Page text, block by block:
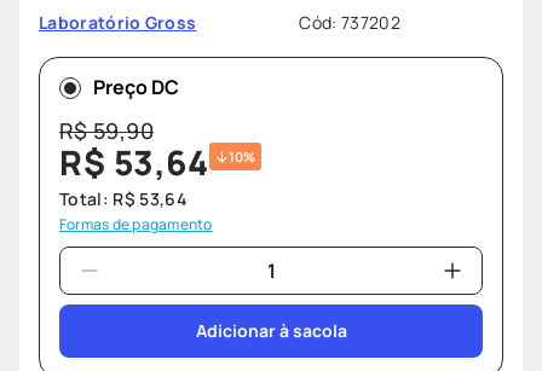
8º
ozivy
9º
lenço umedecido
protetor solar
Laboratório Gross Cód:737202
Preço DC
R$59,90
R$ 53,64 10%
Total: R$ 53,64
Formas de pagamento
Adicionar à sacola